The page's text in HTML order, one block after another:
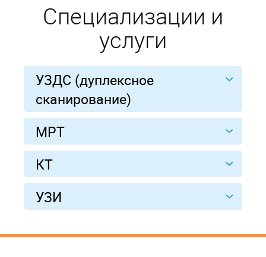
Специализации и
услуги
УЗДС (дуплексное
сканирование)
МРТ
КТ
УЗИ